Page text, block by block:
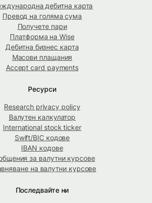
дебитна карта
Превод на голяма сума
Получете пари
Платформа на Wise
Дебитна бизнес карта
Масови плащания
Accept card payments
Ресурси
Research privacy policy
Валутен калкулатор
International stock ticker
Swift/BIC кодове
IBAN кодове
за валутни курсове
на валутни курсове
Последвайте ни